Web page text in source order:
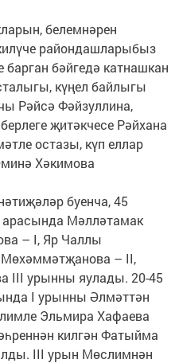
белемнәрен
райондашларыбыз
барган бәйгедә катнашкан
күңел байлыгы
Рәйсә Фәйзуллина,
җитәкчесе Рәйхана
остазы, күп еллар
Хәкимова
буенча, 45
Мәлләтамак
– I, Яр Чаллы
Мөхәммәтҗанова – II,
III урынны яулады. 20-45
I урынны Әлмәттән
Эльмира Хафаева
килгән Фатыйма
III урын Мөслимнән